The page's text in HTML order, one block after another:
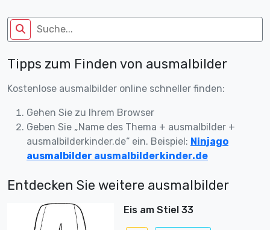
Tipps zum Finden von ausmalbilder
Kostenlose ausmalbilder online schneller finden:
Gehen Sie zu Ihrem Browser
Geben Sie „Name des Thema + ausmalbilder +
ausmalbilderkinder.de“ ein. Beispiel: Ninjago
ausmalbilder ausmalbilderkinder.de
Entdecken Sie weitere ausmalbilder
Eis am Stiel 33